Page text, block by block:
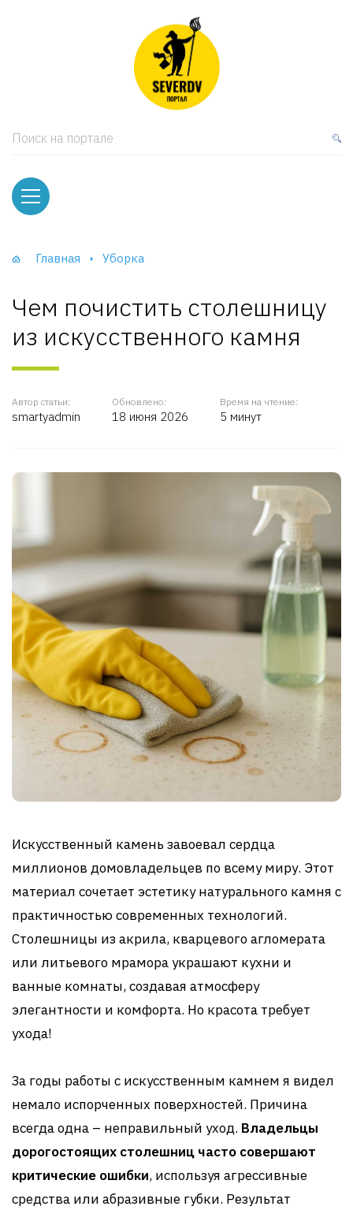
Поиск на портале
Главная Уборка
Чем почистить столешницу
из искусственного камня
Автор статьи:
smartyadmin
Обновлено:
18 июня 2026
Время на чтение:
5 минут
Искусственный камень завоевал сердца
миллионов домовладельцев по всему миру. Этот
материал сочетает эстетику натурального камня с
практичностью современных технологий.
Столешницы из акрила, кварцевого агломерата
или литьевого мрамора украшают кухни и
ванные комнаты, создавая атмосферу
элегантности и комфорта. Но красота требует
ухода!
За годы работы с искусственным камнем я видел
немало испорченных поверхностей. Причина
всегда одна – неправильный уход. Владельцы
дорогостоящих столешниц часто совершают
критические ошибки, используя агрессивные
средства или абразивные губки. Результат
и тумбы